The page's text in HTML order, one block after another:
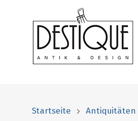
Startseite Antiquitäten